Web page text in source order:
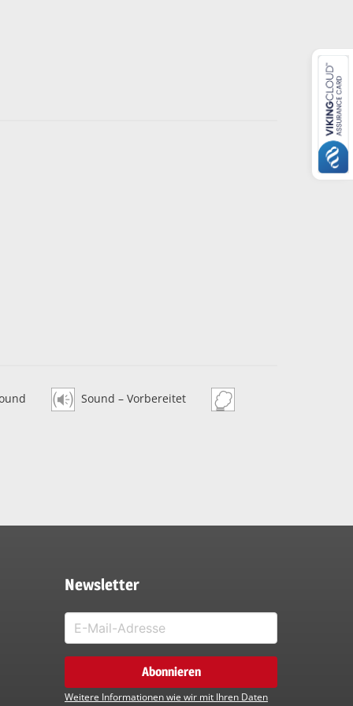
Sound – Vorbereitet
Newsletter
Weitere Informationen wie wir mit Ihren Daten